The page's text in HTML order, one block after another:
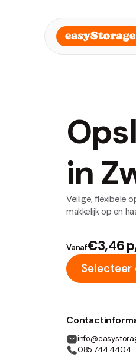
in
Veilige, flexibele
makkelijk op en
Selecteer
Vanaf€3,46
085 744 4404